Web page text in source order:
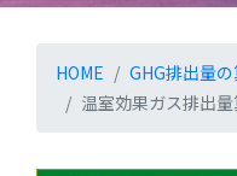
HOME
GHG排出量
温室効果ガス排出